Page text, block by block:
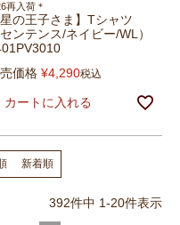
再入荷＊
星の王子さま】Tシャツ
センテンス/ネイビー/WL）
価格 ¥4,290税込
カートに入れる
新着順
392件中 1-20件表示